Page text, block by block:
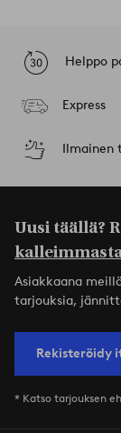
Helppo
Express
Ilmainen
Uusi täällä?
Asiakkaana
tarjouksia,
Rekisteröidy
* Katso tarjouksen